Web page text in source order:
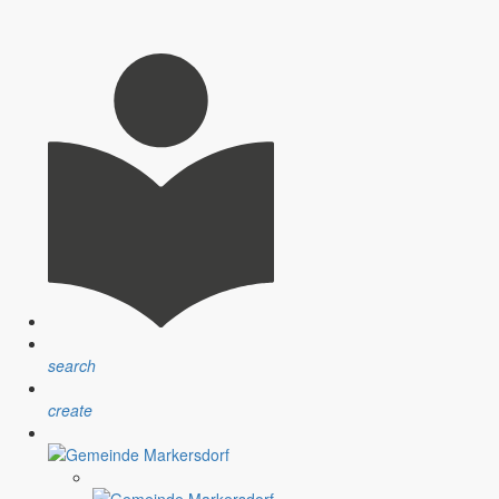
search
create
das nicht nur an den sonnigen Tagen und den steigenden
sind!
keinen Handschlag bei der Beseitigung der Straßenlöcher
denkt man unweigerlich an die Frühlingsblüher, die erwachende
mit Freunden durch eine Hauseinfahrt in Cottbus gegangen